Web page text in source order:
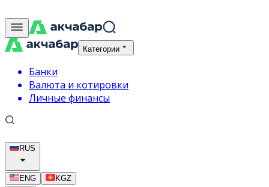
Категории
Банки
Валюта и котировки
Личные финансы
RUS
ENG
KGZ